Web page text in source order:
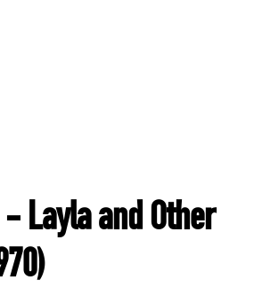
Layla and Other